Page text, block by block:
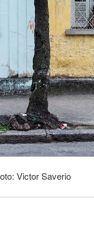
Victor Saverio